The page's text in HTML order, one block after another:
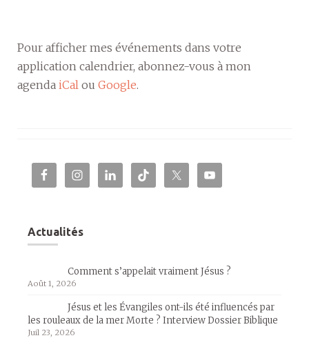
Pour afficher mes événements dans votre
application calendrier, abonnez-vous à mon
agenda iCal ou Google.
Actualités
Comment s’appelait vraiment Jésus ?
Août 1, 2026
Jésus et les Évangiles ont-ils été influencés par
les rouleaux de la mer Morte ? Interview Dossier Biblique
Juil 23, 2026